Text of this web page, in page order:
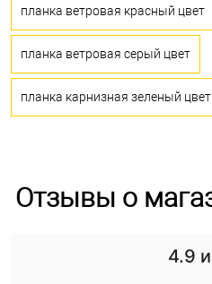
планка ветровая красный цвет
планка ветровая серый цвет
планка карнизная зеленый цвет
Отзывы о
4.9